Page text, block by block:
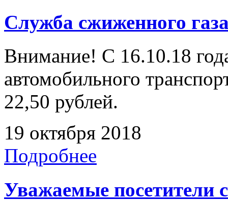
Служба сжиженного
Внимание! С 16.10.18
автомобильного
22,50 рублей.
19 октября 2018
Подробнее
Уважаемые посетители